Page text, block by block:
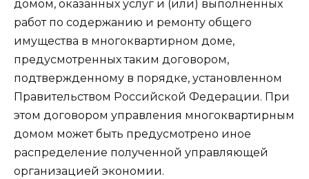
домом, оказанных услуг и (или) выполненных
работ по содержанию и ремонту общего
имущества в многоквартирном доме,
предусмотренных таким договором,
подтвержденному в порядке, установленном
Правительством Российской Федерации. При
этом договором управления многоквартирным
домом может быть предусмотрено иное
распределение полученной управляющей
организацией экономии.